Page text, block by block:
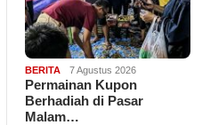
BERITA 7 Agustus 2026
Permainan Kupon
Berhadiah di Pasar
Malam…